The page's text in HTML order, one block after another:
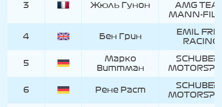
3 Жюль Гунон
AMG
MANN-
4 Бен Грин
EMIL
RACING
5
Марко
Виттман
6 Рене Раст